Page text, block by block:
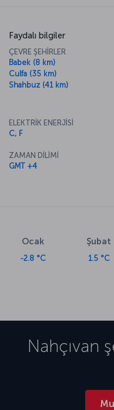
Faydalı bilgiler
ÇEVRE ŞEHİRLER
Babek (8 km)
Culfa (35 km)
Shahbuz (41 km)
ELEKTRİK ENERJİSİ
C, F
ZAMAN DİLİMİ
GMT +4
Ocak
-2.8 °C
Şubat
1.5 °C
Nahçıvan